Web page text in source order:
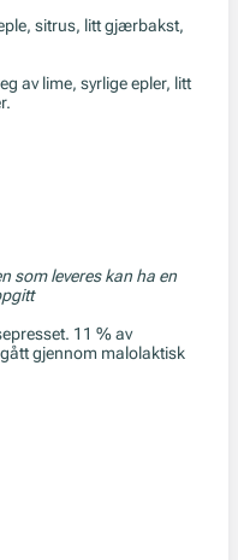
sitrus, litt gjærbakst,
av lime, syrlige epler, litt
som leveres kan ha en
11 % av
gjennom malolaktisk